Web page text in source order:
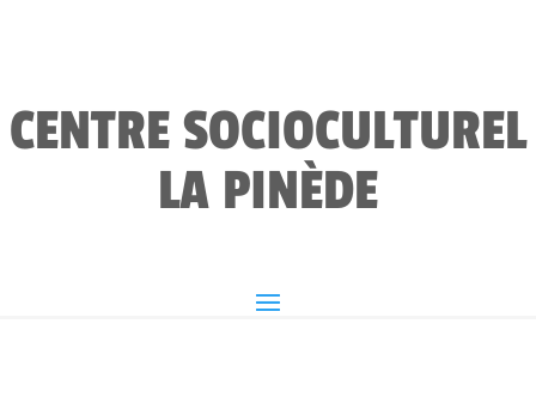
CENTRE SOCIOCULTUREL
LA PINÈDE